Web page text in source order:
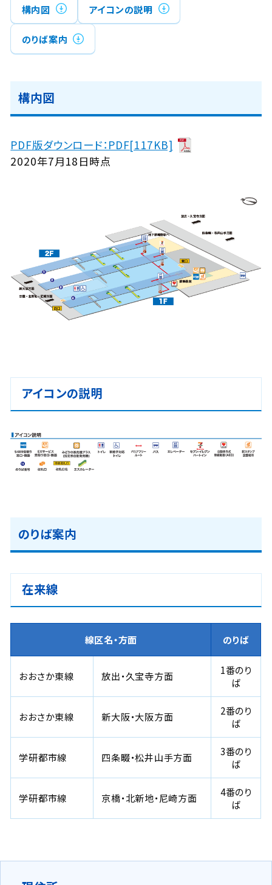
構内図 アイコンの説明
のりば案内
構内図
PDF版ダウンロード：PDF[117KB]
2020年7月18日時点
アイコンの説明
のりば案内
在来線
線区名・方面 のりば
おおさか東線 放出・久宝寺方面
1番のり
ば
おおさか東線 新大阪・大阪方面
2番のり
ば
学研都市線 四条畷・松井山手方面
3番のり
ば
学研都市線 京橋・北新地・尼崎方面
4番のり
ば